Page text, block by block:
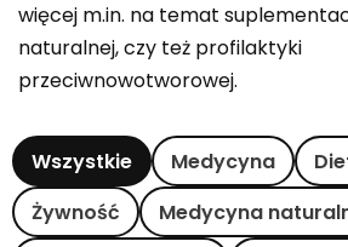
więcej m.in. na temat
naturalnej, czy też profilaktyki
przeciwnowotworowej.
Wszystkie Medycyna
Żywność
Medycyna